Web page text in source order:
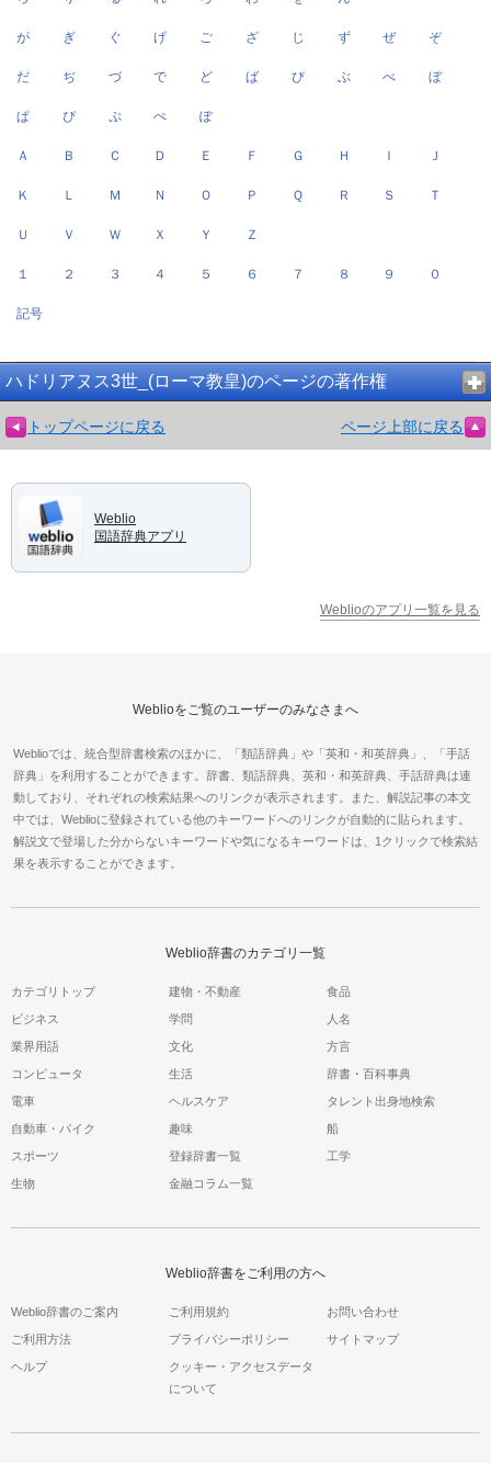
が ぎ ぐ げ ご ざ じ ず ぜ ぞ
だ ぢ づ で ど ば び ぶ べ ぼ
ぱ ぴ ぷ ぺ ぽ
Ａ Ｂ Ｃ Ｄ Ｅ Ｆ Ｇ Ｈ Ｉ Ｊ
Ｋ Ｌ Ｍ Ｎ Ｏ Ｐ Ｑ Ｒ Ｓ Ｔ
Ｕ Ｖ Ｗ Ｘ Ｙ Ｚ
１ ２ ３ ４ ５ ６ ７ ８ ９ ０
記号
ハドリアヌス3世_(ローマ教皇)のページの著作権
トップページに戻る ページ上部に戻る
Weblio
国語辞典アプリ
Weblioのアプリ一覧を見る
Weblioをご覧のユーザーのみなさまへ
Weblioでは、統合型辞書検索のほかに、「類語辞典」や「英和・和英辞典」、「手話
辞典」を利用することができます。辞書、類語辞典、英和・和英辞典、手話辞典は連
動しており、それぞれの検索結果へのリンクが表示されます。また、解説記事の本文
中では、Weblioに登録されている他のキーワードへのリンクが自動的に貼られます。
解説文で登場した分からないキーワードや気になるキーワードは、1クリックで検索結
果を表示することができます。
Weblio辞書のカテゴリ一覧
カテゴリトップ 建物・不動産 食品
ビジネス 学問 人名
業界用語 文化 方言
コンピュータ 生活 辞書・百科事典
電車 ヘルスケア タレント出身地検索
自動車・バイク 趣味 船
スポーツ 登録辞書一覧 工学
生物 金融コラム一覧
Weblio辞書をご利用の方へ
Weblio辞書のご案内 ご利用規約 お問い合わせ
ご利用方法 プライバシーポリシー サイトマップ
ヘルプ
クッキー・アクセスデータ
について